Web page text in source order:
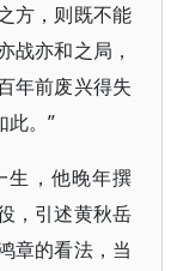
方，则既不能
战亦和之局，
年前废兴得失
此。”
生，他晚年撰
，引述黄秋岳
章的看法，当